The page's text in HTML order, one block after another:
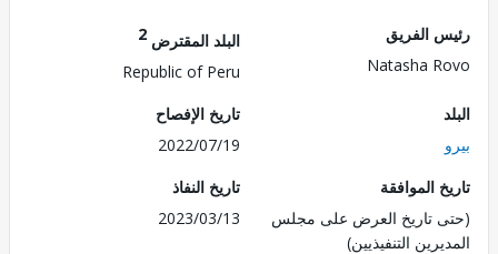
الفريق
Natasha
البلد المقترض
Republic of Peru
تاريخ الإفصاح
2022/07/19
الموافقة
تاريخ العرض على مجلس
التنفيذيين)
تاريخ النفاذ
2023/03/13